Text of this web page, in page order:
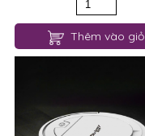
Thêm vào giỏ